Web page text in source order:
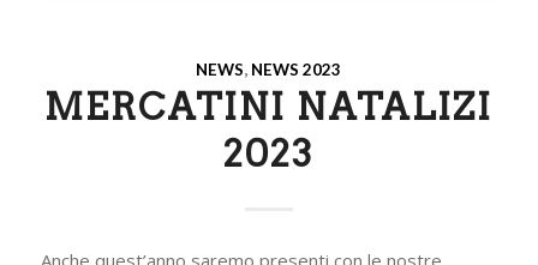
NEWS, NEWS 2023
MERCATINI NATALIZI
2023
Anche quest’anno saremo presenti con le nostre